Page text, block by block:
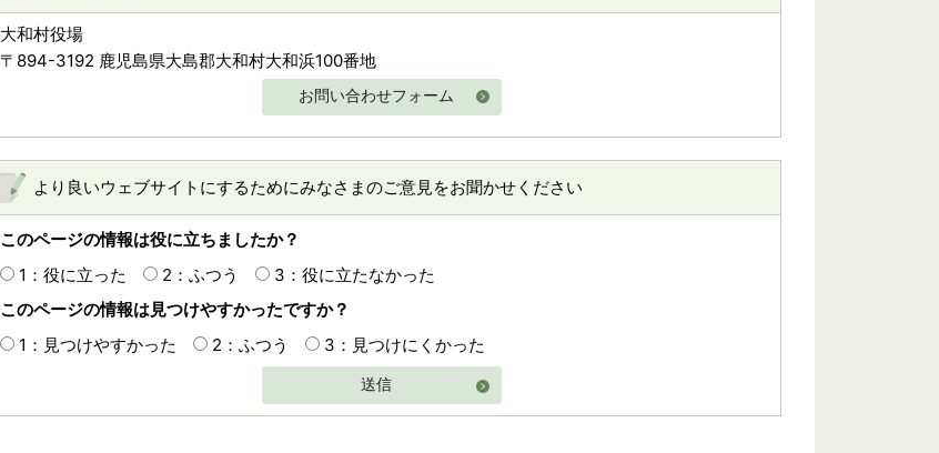
大和村役場
〒894-3192 鹿児島県大島郡大和村大和浜100番地
お問い合わせフォーム
より良いウェブサイトにするためにみなさまのご意見をお聞かせください
このページの情報は役に立ちましたか？
1：役に立った
2：ふつう
3：役に立たなかった
このページの情報は見つけやすかったですか？
1：見つけやすかった
2：ふつう 3：見つけにくかった
送信